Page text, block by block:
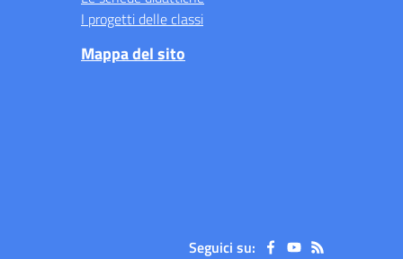
I progetti delle classi
Mappa del sito
Seguici su: